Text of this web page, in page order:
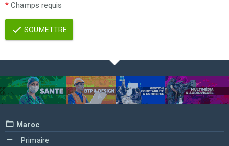
* Champs requis
SOUMETTRE
Maroc
Primaire